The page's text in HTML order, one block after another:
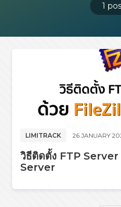
1
LIMITRACK 26 JANUARY
วิธีติดตั้ง FTP
Server